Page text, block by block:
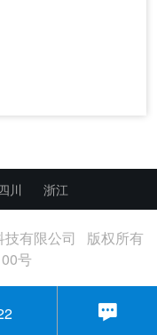
川 浙江
技有限公司 版权所有
号